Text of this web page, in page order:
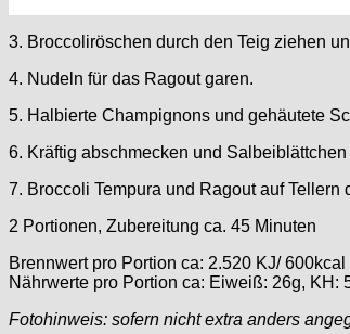
3. Broccoliröschen durch den Teig ziehen
4. Nudeln für das Ragout garen.
5. Halbierte Champignons und gehäutete
6. Kräftig abschmecken und
7. Broccoli Tempura und Ragout auf Tellern
2 Portionen, Zubereitung ca. 45 Minuten
Brennwert pro Portion ca: 2.520 KJ/ 600kcal
Nährwerte pro Portion ca: Eiweiß: 26g, KH:
Fotohinweis: sofern nicht extra anders